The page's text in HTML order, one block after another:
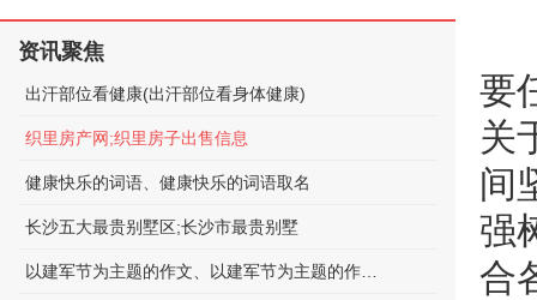
要
关
间
强
合
资讯聚焦
出汗部位看健康(出汗部位看身体健康)
织里房产网;织里房子出售信息
健康快乐的词语、健康快乐的词语取名
长沙五大最贵别墅区;长沙市最贵别墅